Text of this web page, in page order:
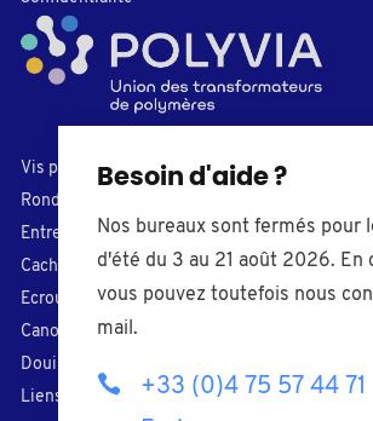
Besoin d'aide ?
Nos bureaux sont fermés pour
d'été du 3 au 21 août 2026. En
vous pouvez toutefois nous
mail.
+33 (0)4 75 57 44 71
Vis plastiques
Bouchons
Rondelles
Entretoises
Caches-trou
Cache-vis
Pieds de réglage
Ecrous plastiques
Boutons
Canons isolants
Douilles taraudées
Liens de serrage
Presse-étoupes